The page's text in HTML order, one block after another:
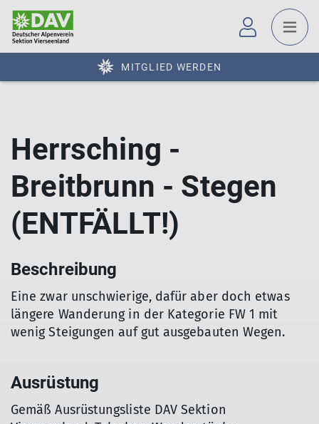
MITGLIED WERDEN
Herrsching -
Breitbrunn - Stegen
(ENTFÄLLT!)
Beschreibung
Eine zwar unschwierige, dafür aber doch etwas
längere Wanderung in der Kategorie FW 1 mit
wenig Steigungen auf gut ausgebauten Wegen.
Ausrüstung
Gemäß Ausrüstungsliste DAV Sektion